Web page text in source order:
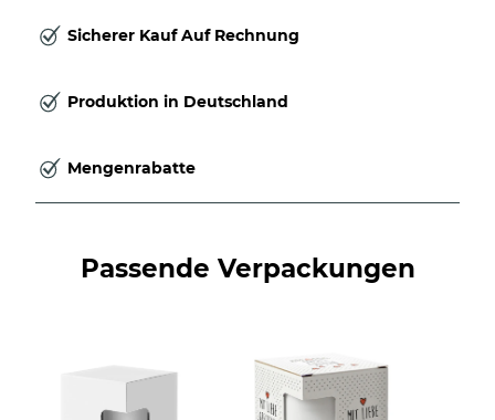
Sicherer Kauf Auf Rechnung
Produktion in Deutschland
Mengenrabatte
Passende Verpackungen